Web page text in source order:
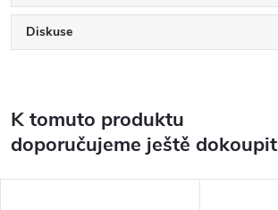
Diskuse
K tomuto produktu
doporučujeme ještě dokoupit